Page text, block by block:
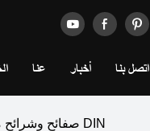
عنا أخبار اتصل بنا
صفائح وشرائح من الفولاذ المقاوم للصدأ 201/304 - مصنعي الفولاذ المقاوم للصدأ DIN